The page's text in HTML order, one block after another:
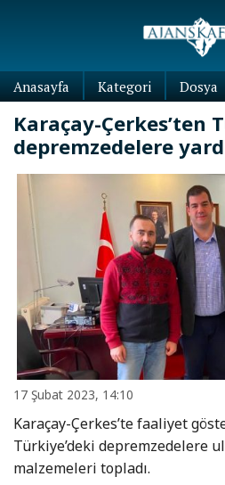
Anasayfa Kategori Dosya
Karaçay-Çerkes’ten
depremzedelere
17 Şubat 2023, 14:10
Karaçay-Çerkes’te faaliyet
Türkiye’deki depremzedelere
malzemeleri topladı.